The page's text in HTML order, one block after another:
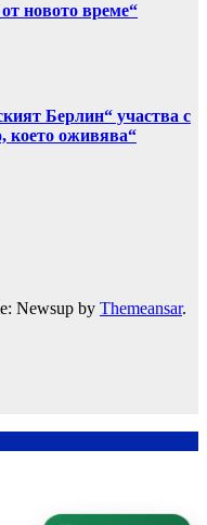
новото време“
Берлин“ участва с
което оживява“
Newsup by Themeansar.